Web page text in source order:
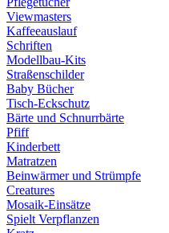
Viewmasters
Kaffeeauslauf
Schriften
Modellbau-Kits
Straßenschilder
Baby Bücher
Tisch-Eckschutz
Bärte und Schnurrbärte
Pfiff
Kinderbett
Matratzen
Beinwärmer und Strümpfe
Creatures
Mosaik-Einsätze
Spielt Verpflanzen